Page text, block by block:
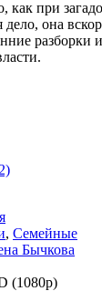
как при
она
, Семейные
Бычкова
(1080p)